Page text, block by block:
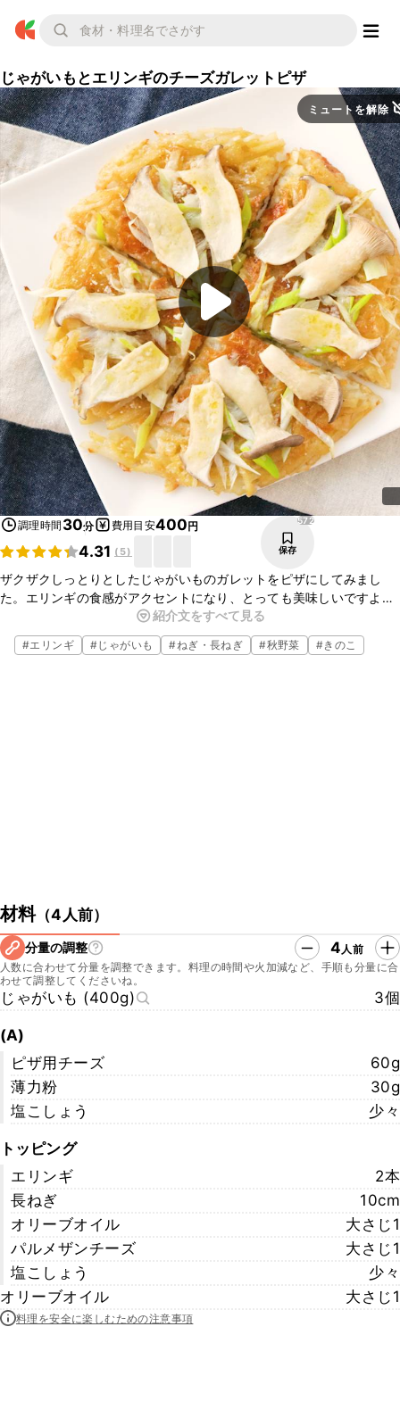
じゃがいもとエリンギのチーズガレットピザ
ミュートを解除
調理時間 30分 費用目安400円
4.31 ( 5)
572
保存
ザクザクしっとりとしたじゃがいものガレットをピザにしてみまし
た。エリンギの食感がアクセントになり、とっても美味しいですよ。
タバスコをかけて召し上がっていただくのもおすすめです。材料も簡
単に揃えられますので是非、お試しくださいね。
紹介文をすべて見る
#エリンギ #じゃがいも #ねぎ・長ねぎ #秋野菜 #きのこ
材料（4人前）
分量の調整 4人前
人数に合わせて分量を調整できます。料理の時間や火加減など、手順も分量に合
わせて調整してくださいね。
じゃがいも (400g) 3個
(A)
ピザ用チーズ
60g
薄力粉
30g
塩こしょう
少々
トッピング
エリンギ
2本
長ねぎ
10cm
オリーブオイル
大さじ1
パルメザンチーズ
大さじ1
塩こしょう
少々
オリーブオイル
大さじ1
料理を安全に楽しむための注意事項